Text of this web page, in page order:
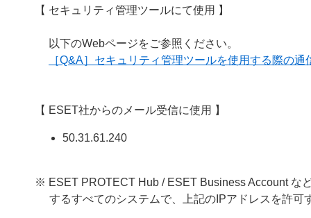
【 セキュリティ管理ツールにて使用 】
以下のWebページをご参照ください。
［Q&A］セキュリティ管理ツールを使用する際の通
【 ESET社からのメール受信に使用 】
50.31.61.240
※ ESET PROTECT Hub / ESET Business Account な
するすべてのシステムで、上記のIPアドレスを許可